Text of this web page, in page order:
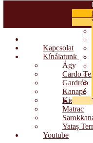
Bemutatkozó
Kapcsolat
Kínálatunk
Ágy
Cardo
Gardrób
Kanapé
Matrac
Yataş
Youtube